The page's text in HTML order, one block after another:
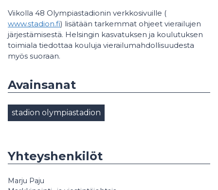
Viikolla 48 Olympiastadionin verkkosivuille (
www.stadion.fi) lisätään tarkemmat ohjeet vierailujen
järjestämisestä. Helsingin kasvatuksen ja koulutuksen
toimiala tiedottaa kouluja vierailumahdollisuudesta
myös suoraan.
Avainsanat
stadion olympiastadion
Yhteyshenkilöt
Marju Paju